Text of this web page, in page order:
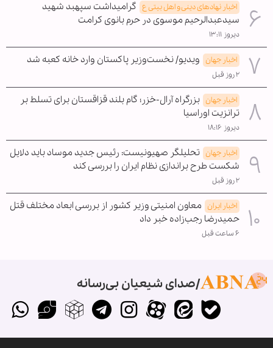
اخبار نهادهای دینی و اهل بیتی ع گرامیداشت سپهبد شهید
سیدعبدالرحیم موسوی در حرم بانوی کرامت
دیروز ۱۳:۱۱
اخبار جهان ویدیو/ نخست‌وزیر پاکستان وارد خانه کعبه شد
۲ روز قبل
اخبار جهان بزرگراه آرال-خزر؛ گام بلند قزاقستان برای تسلط بر
ترانزیت اوراسیا
دیروز ۱۸:۱۶
اخبار جهان تحلیلگر صهیونیست: رئیس جدید موساد باید دلایل
شکست طرح براندازی نظام ایران را بررسی کند
۲ روز قبل
اخبار ایران معاون امنیتی وزیر کشور از بررسی ابعاد مختلف قتل
حمیدرضا رجب‌زاده خبر داد
۶ ساعت قبل
صدای شیعیان بی‌رسانه